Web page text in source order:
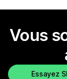
Vous
Essayez